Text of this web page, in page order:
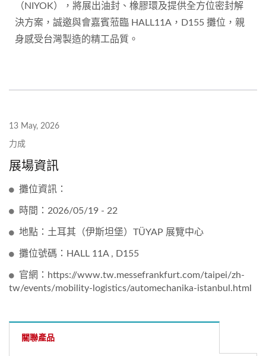
（NIYOK），將展出油封、橡膠環及提供全方位密封解
決方案，誠邀與會嘉賓蒞臨 HALL11A，D155 攤位，親
身感受台灣製造的精工品質。
13 May, 2026
力成
展場資訊
攤位資訊：
時間：2026/05/19 - 22
地點：土耳其（伊斯坦堡）TÜYAP 展覽中心
攤位號碼：HALL 11A , D155
官網：https://www.tw.messefrankfurt.com/taipei/zh-
tw/events/mobility-logistics/automechanika-istanbul.html
關聯產品